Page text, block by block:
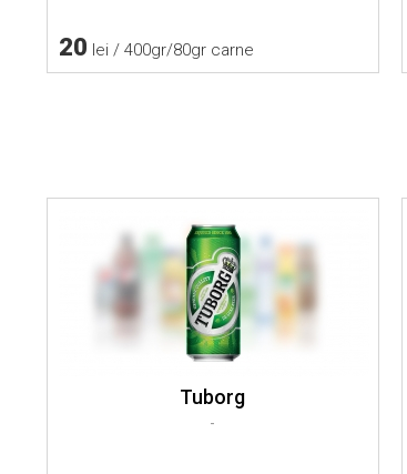
20 lei / 400gr/80gr carne
Tuborg
-